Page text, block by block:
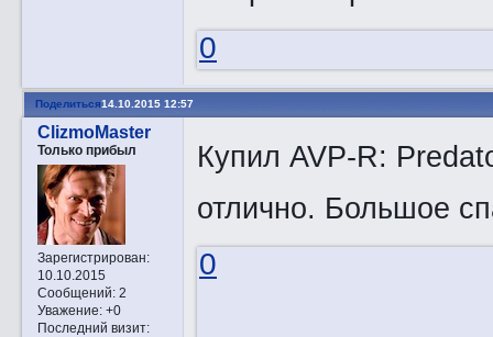
0
Поделиться14.10.2015 12:57
ClizmoMaster
Только прибыл
Зарегистрирован:
10.10.2015
Сообщений:2
Уважение: +0
Последний визит:
Купил AVP-R:
отлично. Большое
0